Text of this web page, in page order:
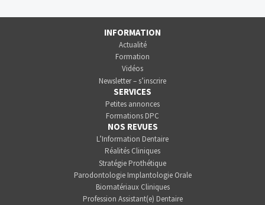
INFORMATION
Actualité
Formation
Vidéos
Newsletter – s’inscrire
SERVICES
Petites annonces
Formations DPC
NOS REVUES
L’Information Dentaire
Réalités Cliniques
Stratégie Prothétique
Parodontologie Implantologie Orale
Biomatériaux Cliniques
Profession Assistant(e) Dentaire